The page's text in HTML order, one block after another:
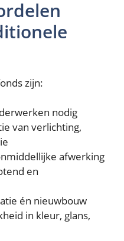
zijn:
nodig
van verlichting,
afwerking
en
én nieuwbouw
in kleur, glans,